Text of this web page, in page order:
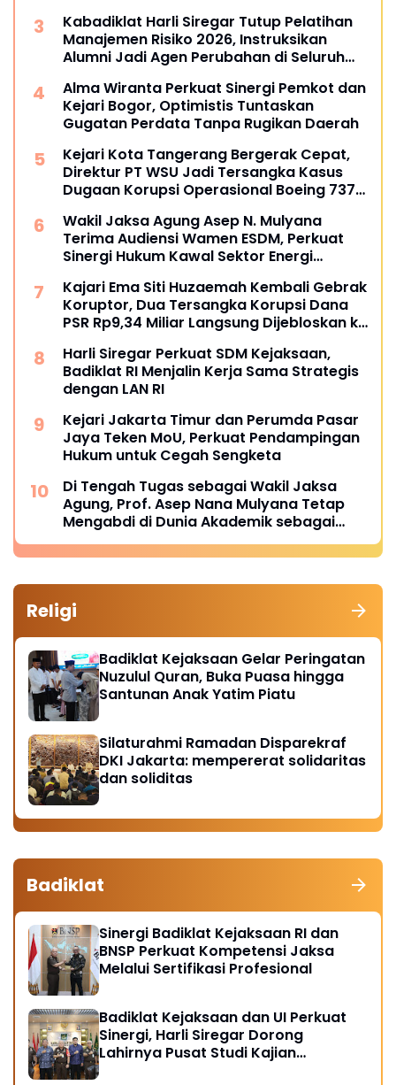
Kabadiklat Harli Siregar Tutup Pelatihan
Manajemen Risiko 2026, Instruksikan
Alumni Jadi Agen Perubahan di Seluruh
Alma Wiranta Perkuat Sinergi Pemkot dan
Kejari Bogor, Optimistis Tuntaskan
Gugatan Perdata Tanpa Rugikan Daerah
Kejari Kota Tangerang Bergerak Cepat,
Direktur PT WSU Jadi Tersangka Kasus
Dugaan Korupsi Operasional Boeing 737-
Wakil Jaksa Agung Asep N. Mulyana
Terima Audiensi Wamen ESDM, Perkuat
Sinergi Hukum Kawal Sektor Energi
Kajari Ema Siti Huzaemah Kembali Gebrak
Koruptor, Dua Tersangka Korupsi Dana
PSR Rp9,34 Miliar Langsung Dijebloskan ke
Harli Siregar Perkuat SDM Kejaksaan,
Badiklat RI Menjalin Kerja Sama Strategis
dengan LAN RI
Kejari Jakarta Timur dan Perumda Pasar
Jaya Teken MoU, Perkuat Pendampingan
Hukum untuk Cegah Sengketa
Di Tengah Tugas sebagai Wakil Jaksa
Agung, Prof. Asep Nana Mulyana Tetap
Mengabdi di Dunia Akademik sebagai
Penguji Promosi Doktor Unpad
Religi
Badiklat Kejaksaan Gelar Peringatan
Nuzulul Quran, Buka Puasa hingga
Santunan Anak Yatim Piatu
Silaturahmi Ramadan Disparekraf
DKI Jakarta: mempererat solidaritas
dan soliditas
Badiklat
Sinergi Badiklat Kejaksaan RI dan
BNSP Perkuat Kompetensi Jaksa
Melalui Sertifikasi Profesional
Badiklat Kejaksaan dan UI Perkuat
Sinergi, Harli Siregar Dorong
Lahirnya Pusat Studi Kajian